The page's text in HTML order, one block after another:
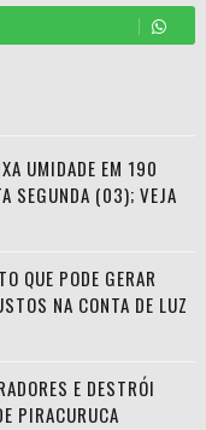
UMIDADE EM 190
SEGUNDA (03); VEJA
QUE PODE GERAR
NA CONTA DE LUZ
E DESTRÓI
PIRACURUCA